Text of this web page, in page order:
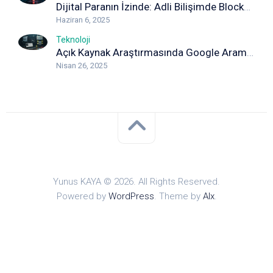
Dijital Paranın İzinde: Adli Bilişimde Blockchain Analizi
Haziran 6, 2025
Teknoloji
Açık Kaynak Araştırmasında Google Arama Yöntemleri: Detaylı Rehber
Nisan 26, 2025
Yunus KAYA © 2026. All Rights Reserved.
Powered by WordPress. Theme by Alx.